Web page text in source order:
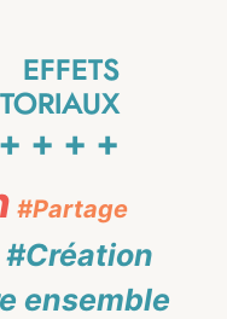
EFFETS
+ + + +
#Partage
#Création
ensemble